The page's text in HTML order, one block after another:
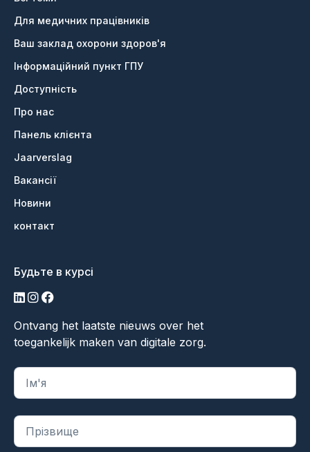
Для медичних працівників
Ваш заклад охорони здоров'я
Інформаційний пункт ГПУ
Доступність
Про нас
Панель клієнта
Jaarverslag
Вакансії
Новини
контакт
Будьте в курсі
LinkedIn
Інстаграм
Фейсбук
Ontvang het laatste nieuws over het
toegankelijk maken van digitale zorg.
"*" вказує на обов'язкові поля